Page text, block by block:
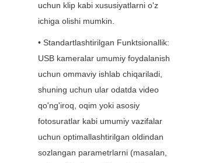
uchun klip kabi xususiyatlarni o'z
ichiga olishi mumkin.
• Standartlashtirilgan Funktsionallik:
USB kameralar umumiy foydalanish
uchun ommaviy ishlab chiqariladi,
shuning uchun ular odatda video
qo'ng'iroq, oqim yoki asosiy
fotosuratlar kabi umumiy vazifalar
uchun optimallashtirilgan oldindan
sozlangan parametrlarni (masalan,